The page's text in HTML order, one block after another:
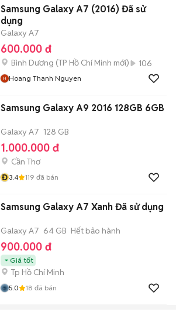
Samsung Galaxy A7 (2016) Đã sử
dụng
Galaxy A7
600.000 đ
Bình Dương (TP Hồ Chí Minh mới) 106
Hoang Thanh Nguyen
Samsung Galaxy A9 2016 128GB 6GB
Galaxy A7 128 GB
1.000.000 đ
Cần Thơ
Đ3.4 119 đã bán
Samsung Galaxy A7 Xanh Đã sử dụng
Galaxy A7 64 GB Hết bảo hành
900.000 đ
Giá tốt
Tp Hồ Chí Minh
5.0 18 đã bán